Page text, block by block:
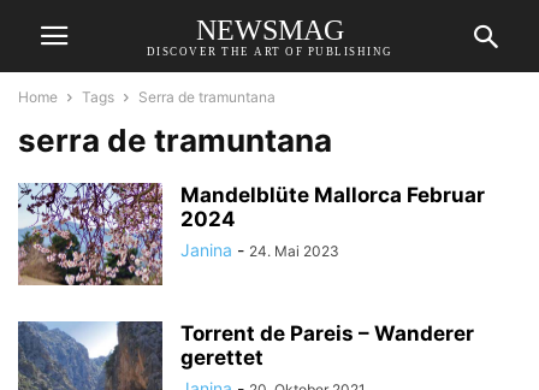
NEWSMAG
DISCOVER THE ART OF PUBLISHING
Home Tags Serra de tramuntana
serra de tramuntana
Mandelblüte Mallorca Februar
2024
Janina - 24. Mai 2023
Torrent de Pareis – Wanderer
gerettet